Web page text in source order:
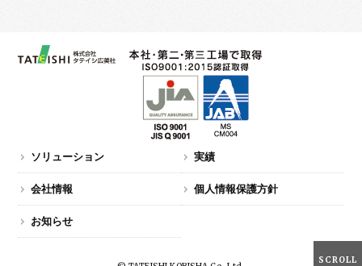
SCROLL
ソリューション 実績
会社情報 個人情報保護方針
お知らせ